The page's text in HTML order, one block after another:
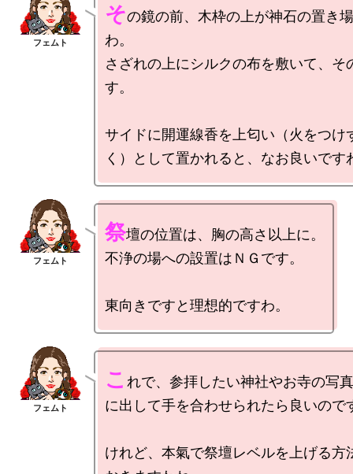
その鏡の前、木枠の上が神石の置き
わ。
さざれの上にシルクの布を敷いて、そ
す。
サイドに開運線香を上匂い（火をつけ
祭壇の位置は、胸の高さ以上に。
不浄の場への設置はＮＧです。
こ れで、参拝したい神社やお寺の写
に出して手を合わせられたら良いので
けれど、本氣で祭壇レベルを上げる方